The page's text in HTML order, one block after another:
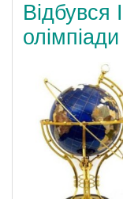
Відбувся